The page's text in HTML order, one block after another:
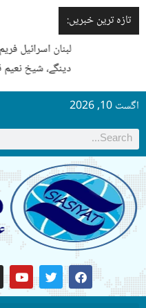
تازہ ترین خبریں:
لبنان اسرائیل فریم ورک
دینگے، شیخ نعیم قاسم
اگست 10, 2026